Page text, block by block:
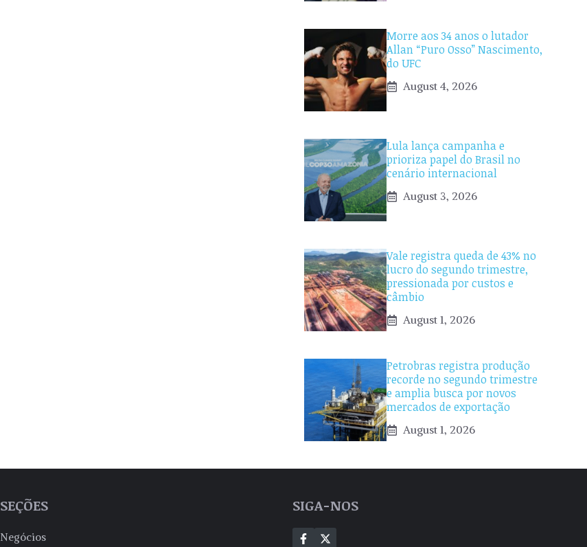
Morre aos 34 anos o lutador
Allan “Puro Osso” Nascimento,
do UFC
August 4, 2026
Lula lança campanha e
prioriza papel do Brasil no
cenário internacional
August 3, 2026
Vale registra queda de 43% no
lucro do segundo trimestre,
pressionada por custos e
câmbio
August 1, 2026
Petrobras registra produção
recorde no segundo trimestre
e amplia busca por novos
mercados de exportação
August 1, 2026
SEÇÕES
Negócios
SIGA-NOS